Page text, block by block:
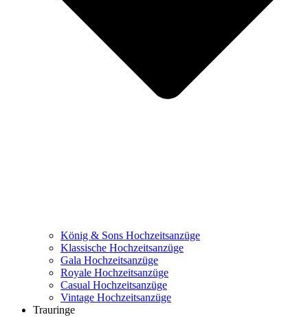
König & Sons Hochzeitsanzüge
Klassische Hochzeitsanzüge
Gala Hochzeitsanzüge
Royale Hochzeitsanzüge
Casual Hochzeitsanzüge
Vintage Hochzeitsanzüge
Trauringe